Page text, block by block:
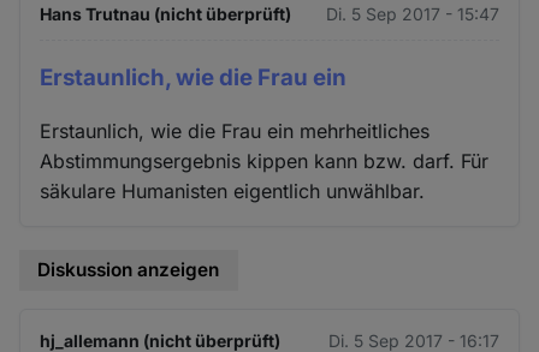
Hans Trutnau (nicht überprüft) Di. 5 Sep 2017 - 15:47
Erstaunlich, wie die Frau ein
Erstaunlich, wie die Frau ein mehrheitliches
Abstimmungsergebnis kippen kann bzw. darf. Für
säkulare Humanisten eigentlich unwählbar.
Diskussion anzeigen
hj_allemann (nicht überprüft) Di. 5 Sep 2017 - 16:17